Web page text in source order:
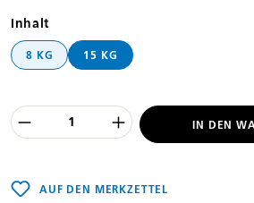
Inhaltauswählen
8 KG 15 KG
Produkt Anzahl desIN DEN
AUF DEN MERKZETTEL